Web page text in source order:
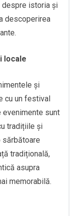
despre istoria și
descoperirea
locale
și
cu un festival
evenimente sunt
tradițiile și
sărbătoare
tradițională,
asupra
memorabilă.